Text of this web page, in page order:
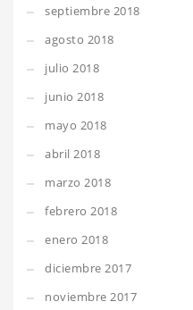
septiembre 2018
agosto 2018
julio 2018
junio 2018
mayo 2018
abril 2018
marzo 2018
febrero 2018
enero 2018
diciembre 2017
noviembre 2017